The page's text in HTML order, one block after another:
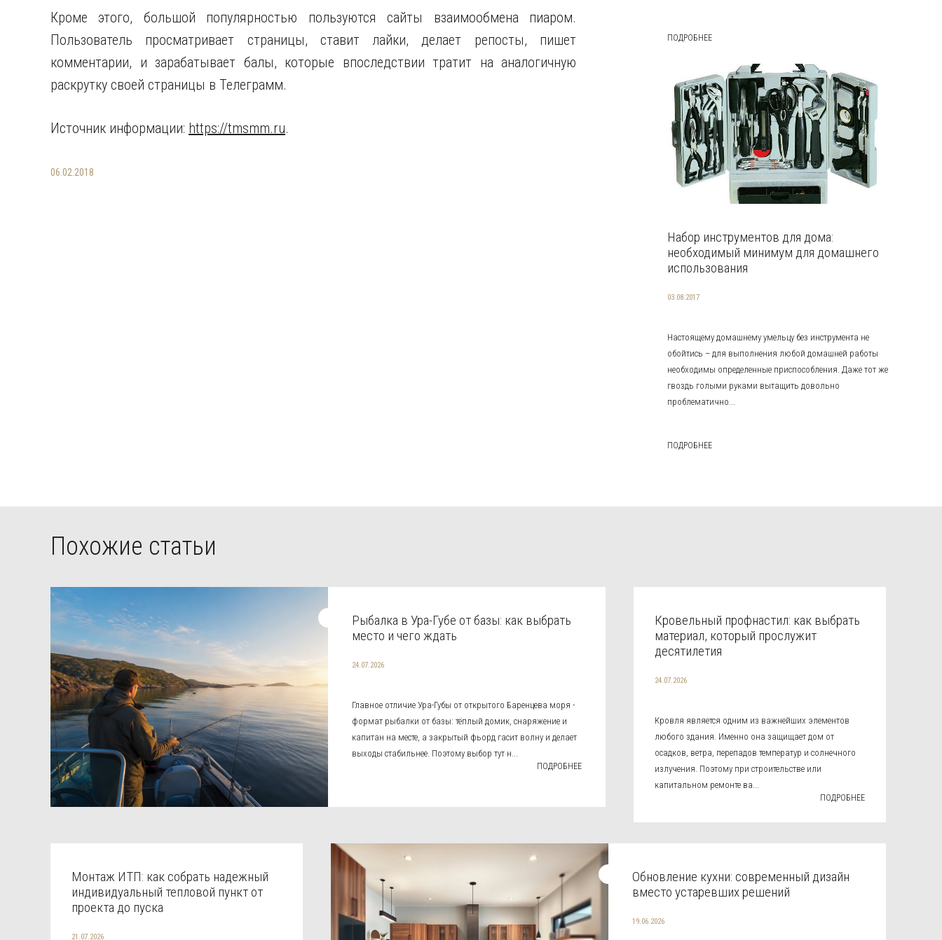
Кроме этого, большой популярностью пользуются сайты взаимообмена пиаром.
Пользователь просматривает страницы, ставит лайки, делает репосты, пишет
комментарии, и зарабатывает балы, которые впоследствии тратит на аналогичную
раскрутку своей страницы в Телеграмм.
Источник информации: https://tmsmm.ru.
06.02.2018
ПОДРОБНЕЕ
Набор инструментов для дома:
необходимый минимум для домашнего
использования
03.08.2017
Настоящему домашнему умельцу без инструмента не
обойтись – для выполнения любой домашней работы
необходимы определенные приспособления. Даже тот же
гвоздь голыми руками вытащить довольно
проблематично...
ПОДРОБНЕЕ
Похожие статьи
Рыбалка в Ура-Губе от базы: как выбрать
место и чего ждать
24.07.2026
Главное отличие Ура-Губы от открытого Баренцева моря -
формат рыбалки от базы: тёплый домик, снаряжение и
капитан на месте, а закрытый фьорд гасит волну и делает
выходы стабильнее. Поэтому выбор тут н...
ПОДРОБНЕЕ
Кровельный профнастил: как выбрать
материал, который прослужит
десятилетия
24.07.2026
Кровля является одним из важнейших элементов
любого здания. Именно она защищает дом от
осадков, ветра, перепадов температур и солнечного
излучения. Поэтому при строительстве или
капитальном ремонте ва...
ПОДРОБНЕЕ
Монтаж ИТП: как собрать надежный
индивидуальный тепловой пункт от
проекта до пуска
21.07.2026
Обновление кухни: современный дизайн
вместо устаревших решений
19.06.2026